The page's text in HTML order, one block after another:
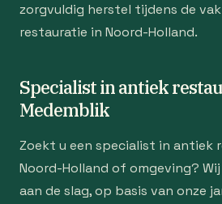
zorgvuldig herstel tijdens de
restauratie in Noord-Holland.
Specialist in antiek
Medemblik
Zoekt u een specialist in antiek
Noord-Holland of omgeving?
aan de slag, op basis van onze